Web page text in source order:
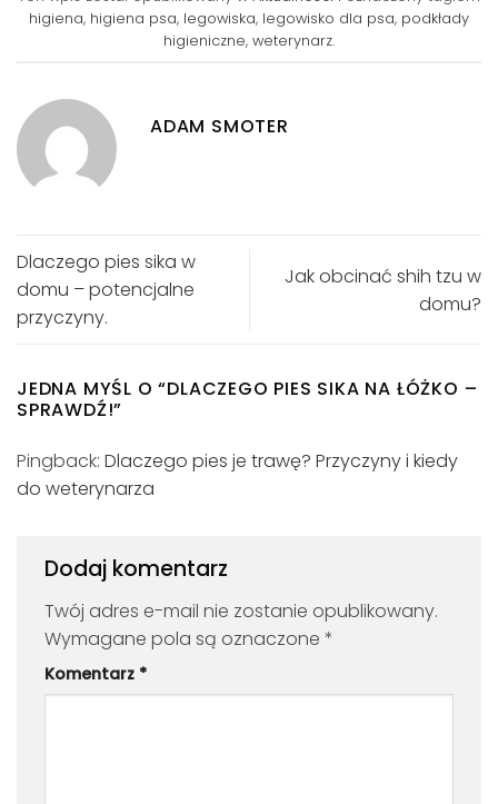
higiena, higiena psa, legowiska, legowisko dla psa, podkłady
higieniczne, weterynarz.
ADAM SMOTER
Dlaczego pies sika w
domu – potencjalne
przyczyny.
Jak obcinać shih tzu w
domu?
JEDNA MYŚL O “DLACZEGO PIES SIKA NA ŁÓŻKO –
SPRAWDŹ!”
Pingback: Dlaczego pies je trawę? Przyczyny i kiedy
do weterynarza
Dodaj komentarz
Twój adres e-mail nie zostanie opublikowany.
Wymagane pola są oznaczone *
Komentarz *